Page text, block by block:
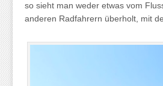
so sieht man weder etwas vom
anderen Radfahrern überholt, mit